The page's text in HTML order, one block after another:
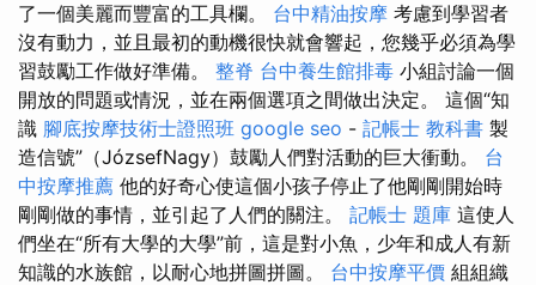
了一個美麗而豐富的工具欄。 台中精油按摩 考慮到學習者
沒有動力，並且最初的動機很快就會響起，您幾乎必須為學
習鼓勵工作做好準備。 整脊 台中養生館排毒 小組討論一個
開放的問題或情況，並在兩個選項之間做出決定。 這個“知
識 腳底按摩技術士證照班 google seo - 記帳士 教科書 製
造信號”（JózsefNagy）鼓勵人們對活動的巨大衝動。 台
中按摩推薦 他的好奇心使這個小孩子停止了他剛剛開始時
剛剛做的事情，並引起了人們的關注。 記帳士 題庫 這使人
們坐在“所有大學的大學”前，這是對小魚，少年和成人有新
知識的水族館，以耐心地拼圖拼圖。 台中按摩平價 組組織